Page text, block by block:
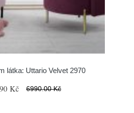
látka: Uttario Velvet 2970
Kč 6990.00 Kč